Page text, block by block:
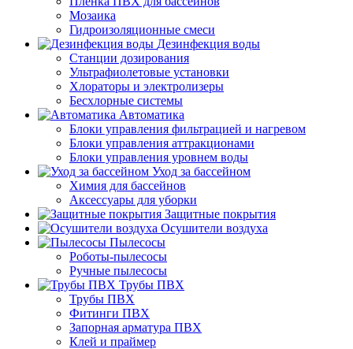
Мозаика
Гидроизоляционные смеси
Дезинфекция воды
Станции дозирования
Ультрафиолетовые установки
Хлораторы и электролизеры
Бесхлорные системы
Автоматика
Блоки управления фильтрацией и нагревом
Блоки управления аттракционами
Блоки управления уровнем воды
Уход за бассейном
Химия для бассейнов
Аксессуары для уборки
Защитные покрытия
Осушители воздуха
Пылесосы
Роботы-пылесосы
Ручные пылесосы
Трубы ПВХ
Трубы ПВХ
Фитинги ПВХ
Запорная арматура ПВХ
Клей и праймер